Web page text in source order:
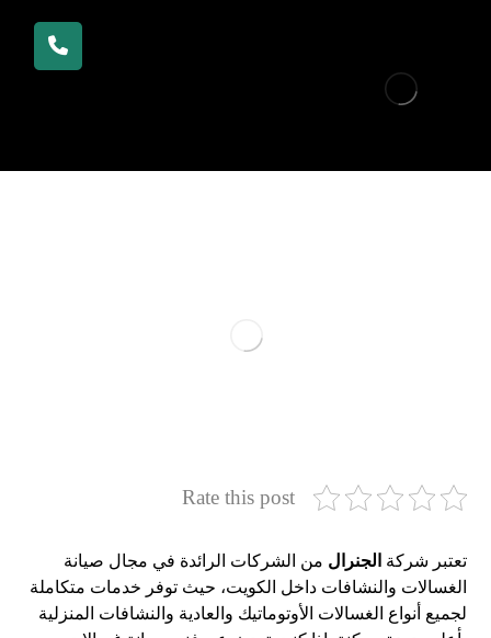
Rate this post
تعتبر شركة الجنرال من الشركات الرائدة في مجال صيانة
الغسالات والنشافات داخل الكويت، حيث توفر خدمات متكاملة
لجميع أنواع الغسالات الأوتوماتيك والعادية والنشافات المنزلية